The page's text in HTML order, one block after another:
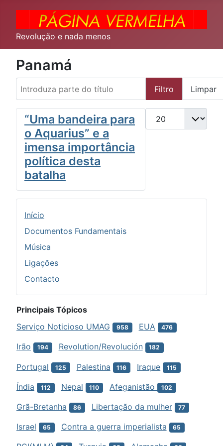
Revolução e nada menos
Panamá
Introduza parte do título
Filtro Limpar
Qtd. a exibir
“Uma bandeira para
o Aquarius” e a
imensa importância
política desta
batalha
Início
Documentos Fundamentais
Música
Ligações
Contacto
Principais Tópicos
Serviço Noticioso UMAG
958 EUA 476
Irão 194 Revolution/Revolución 182
Portugal 125 Palestina 116 Iraque 115
Índia 112 Nepal 110 Afeganistão 102
Grã-Bretanha 86 Libertação da mulher 77
Israel 65 Contra a guerra imperialista 65